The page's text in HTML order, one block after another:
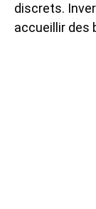
discrets.
accueillir des